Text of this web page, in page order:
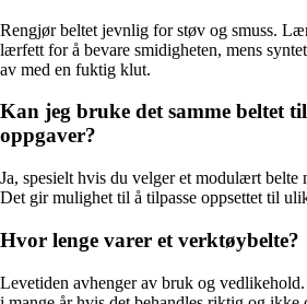
Rengjør beltet jevnlig for støv og smuss.
lærfett for å bevare smidigheten, mens
av med en fuktig klut.
Kan jeg bruke det samme beltet
oppgaver?
Ja, spesielt hvis du velger et modulært belte
Det gir mulighet til å tilpasse oppsettet til
Hvor lenge varer et verktøybelte?
Levetiden avhenger av bruk og